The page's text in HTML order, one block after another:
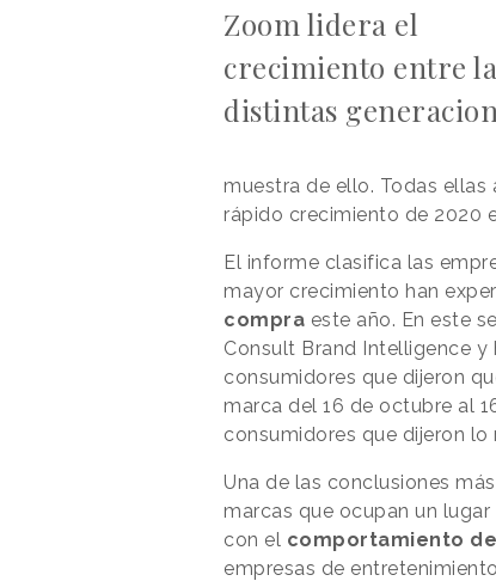
Zoom lidera el
crecimiento entre
distintas
muestra de ello. Todas ellas
rápido crecimiento de 2020
El informe clasifica las
mayor crecimiento han
compra este año. En este
Consult Brand Intelligence
consumidores que dijeron
marca del 16 de octubre al
consumidores que dijeron lo
Una de las conclusiones
marcas que ocupan un
con el comportamiento
empresas de